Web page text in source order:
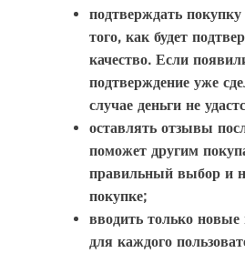
подтверждать покупку
того, как будет
качество. Если
подтверждение уже
случае деньги не
оставлять отзывы
поможет другим
правильный выбор и
покупке;
вводить только
для каждого